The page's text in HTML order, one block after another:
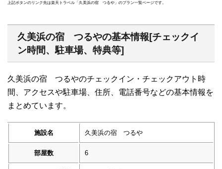
上記ボタンのリンク先は楽天トラベル「久美浜の宿 つるや」のプラン一覧ページです。
久美浜の宿 つるやの基本情報[チェックイ
ン時間、駐車場、特典等]
久美浜の宿 つるやのチェックイン・チェックアウト時
間、アクセスや駐車場、住所、電話番号などの基本情報を
まとめています。
施設名 久美浜の宿 つるや
部屋数 6